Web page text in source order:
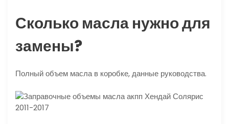
Сколько масла нужно для
замены?
Полный объем масла в коробке, данные руководства.